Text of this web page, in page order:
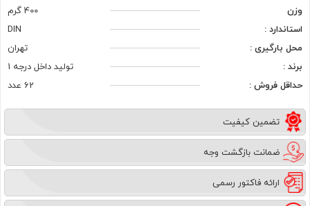
وزن
400 گرم
استاندارد :
DIN
محل بارگیری :
تهران
برند :
تولید داخل درجه 1
حداقل فروش :
62 عدد
تضمین کیفیت
ضمانت بازگشت وجه
ارائه فاکتور رسمی